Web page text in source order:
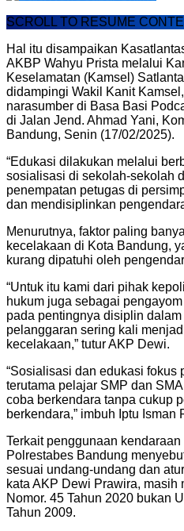
SCROLL TO RESUME
Hal itu disampaikan
AKBP Wahyu Prista melalui
Keselamatan (Kamsel)
didampingi Wakil Kanit
narasumber di Basa Basi
di Jalan Jend. Ahmad Yani,
Bandung, Senin (17/02/2025).
“Edukasi dilakukan melalui
sosialisasi di sekolah-sekolah
penempatan petugas di
dan mendisiplinkan
Menurutnya, faktor paling
kecelakaan di Kota Bandung,
kurang dipatuhi oleh
“Untuk itu kami dari pihak
hukum juga sebagai
pada pentingnya disiplin
pelanggaran sering kali
kecelakaan,” tutur AKP Dewi.
“Sosialisasi dan edukasi fokus
terutama pelajar SMP dan
coba berkendara tanpa cukup
berkendara,” imbuh Iptu Isman
Terkait penggunaan
Polrestabes Bandung
sesuai undang-undang dan
kata AKP Dewi Prawira,
Nomor. 45 Tahun 2020 bukan
Tahun 2009.